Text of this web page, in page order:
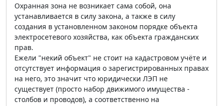
Охранная зона не возникает сама собой, она
устанавливается в силу закона, а также в силу
создания в установленном законом порядке объекта
электросетевого хозяйства, как объекта гражданских
прав.
Ежели "некий объект" не стоит на кадастровом учёте и
отсутствует информация о зарегистрированных правах
на него, это значит что юридически ЛЭП не
существует (просто набор движимого имущества -
столбов и проводов), а соответственно на